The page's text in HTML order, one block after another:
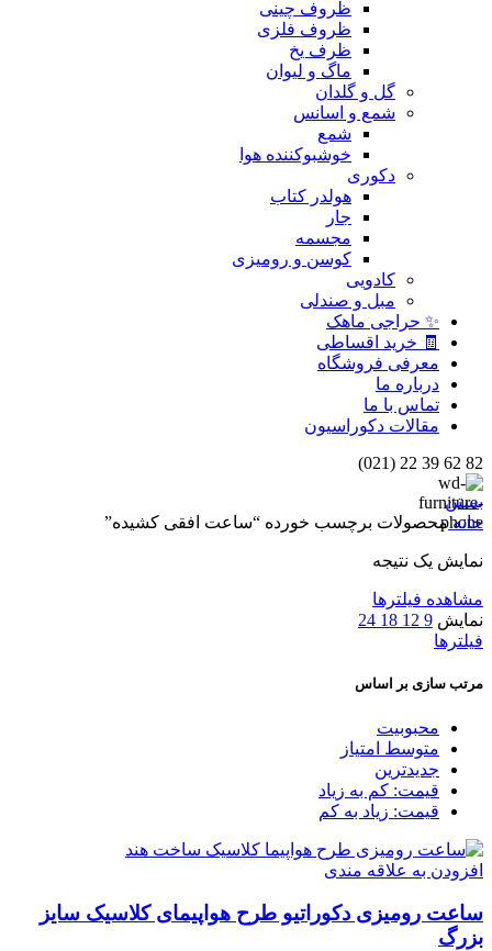
ظروف چینی
ظروف فلزی
ظرف یخ
ماگ و لیوان
گل و گلدان
شمع و اسانس
شمع
خوشبوکننده هوا
دکوری
هولدر کتاب
جار
مجسمه
کوسن و رومیزی
کادویی
مبل و صندلی
✨ حراجی ماهک
🧾 خرید اقساطی
معرفی فروشگاه
درباره ما
تماس با ما
مقالات دکوراسیون
82 62 39 22 (021)
بستن
خانهمحصولات برچسب خورده “ساعت افقی کشیده”
نمایش یک نتیجه
مشاهده فیلترها
نمایش 9
12
18
24
فیلترها
مرتب سازی بر اساس
محبوبیت
متوسط امتیاز
جدیدترین
قیمت: کم به زیاد
قیمت: زیاد به کم
افزودن به علاقه مندی
ساعت رومیزی دکوراتیو طرح هواپیمای کلاسیک سایز
بزرگ